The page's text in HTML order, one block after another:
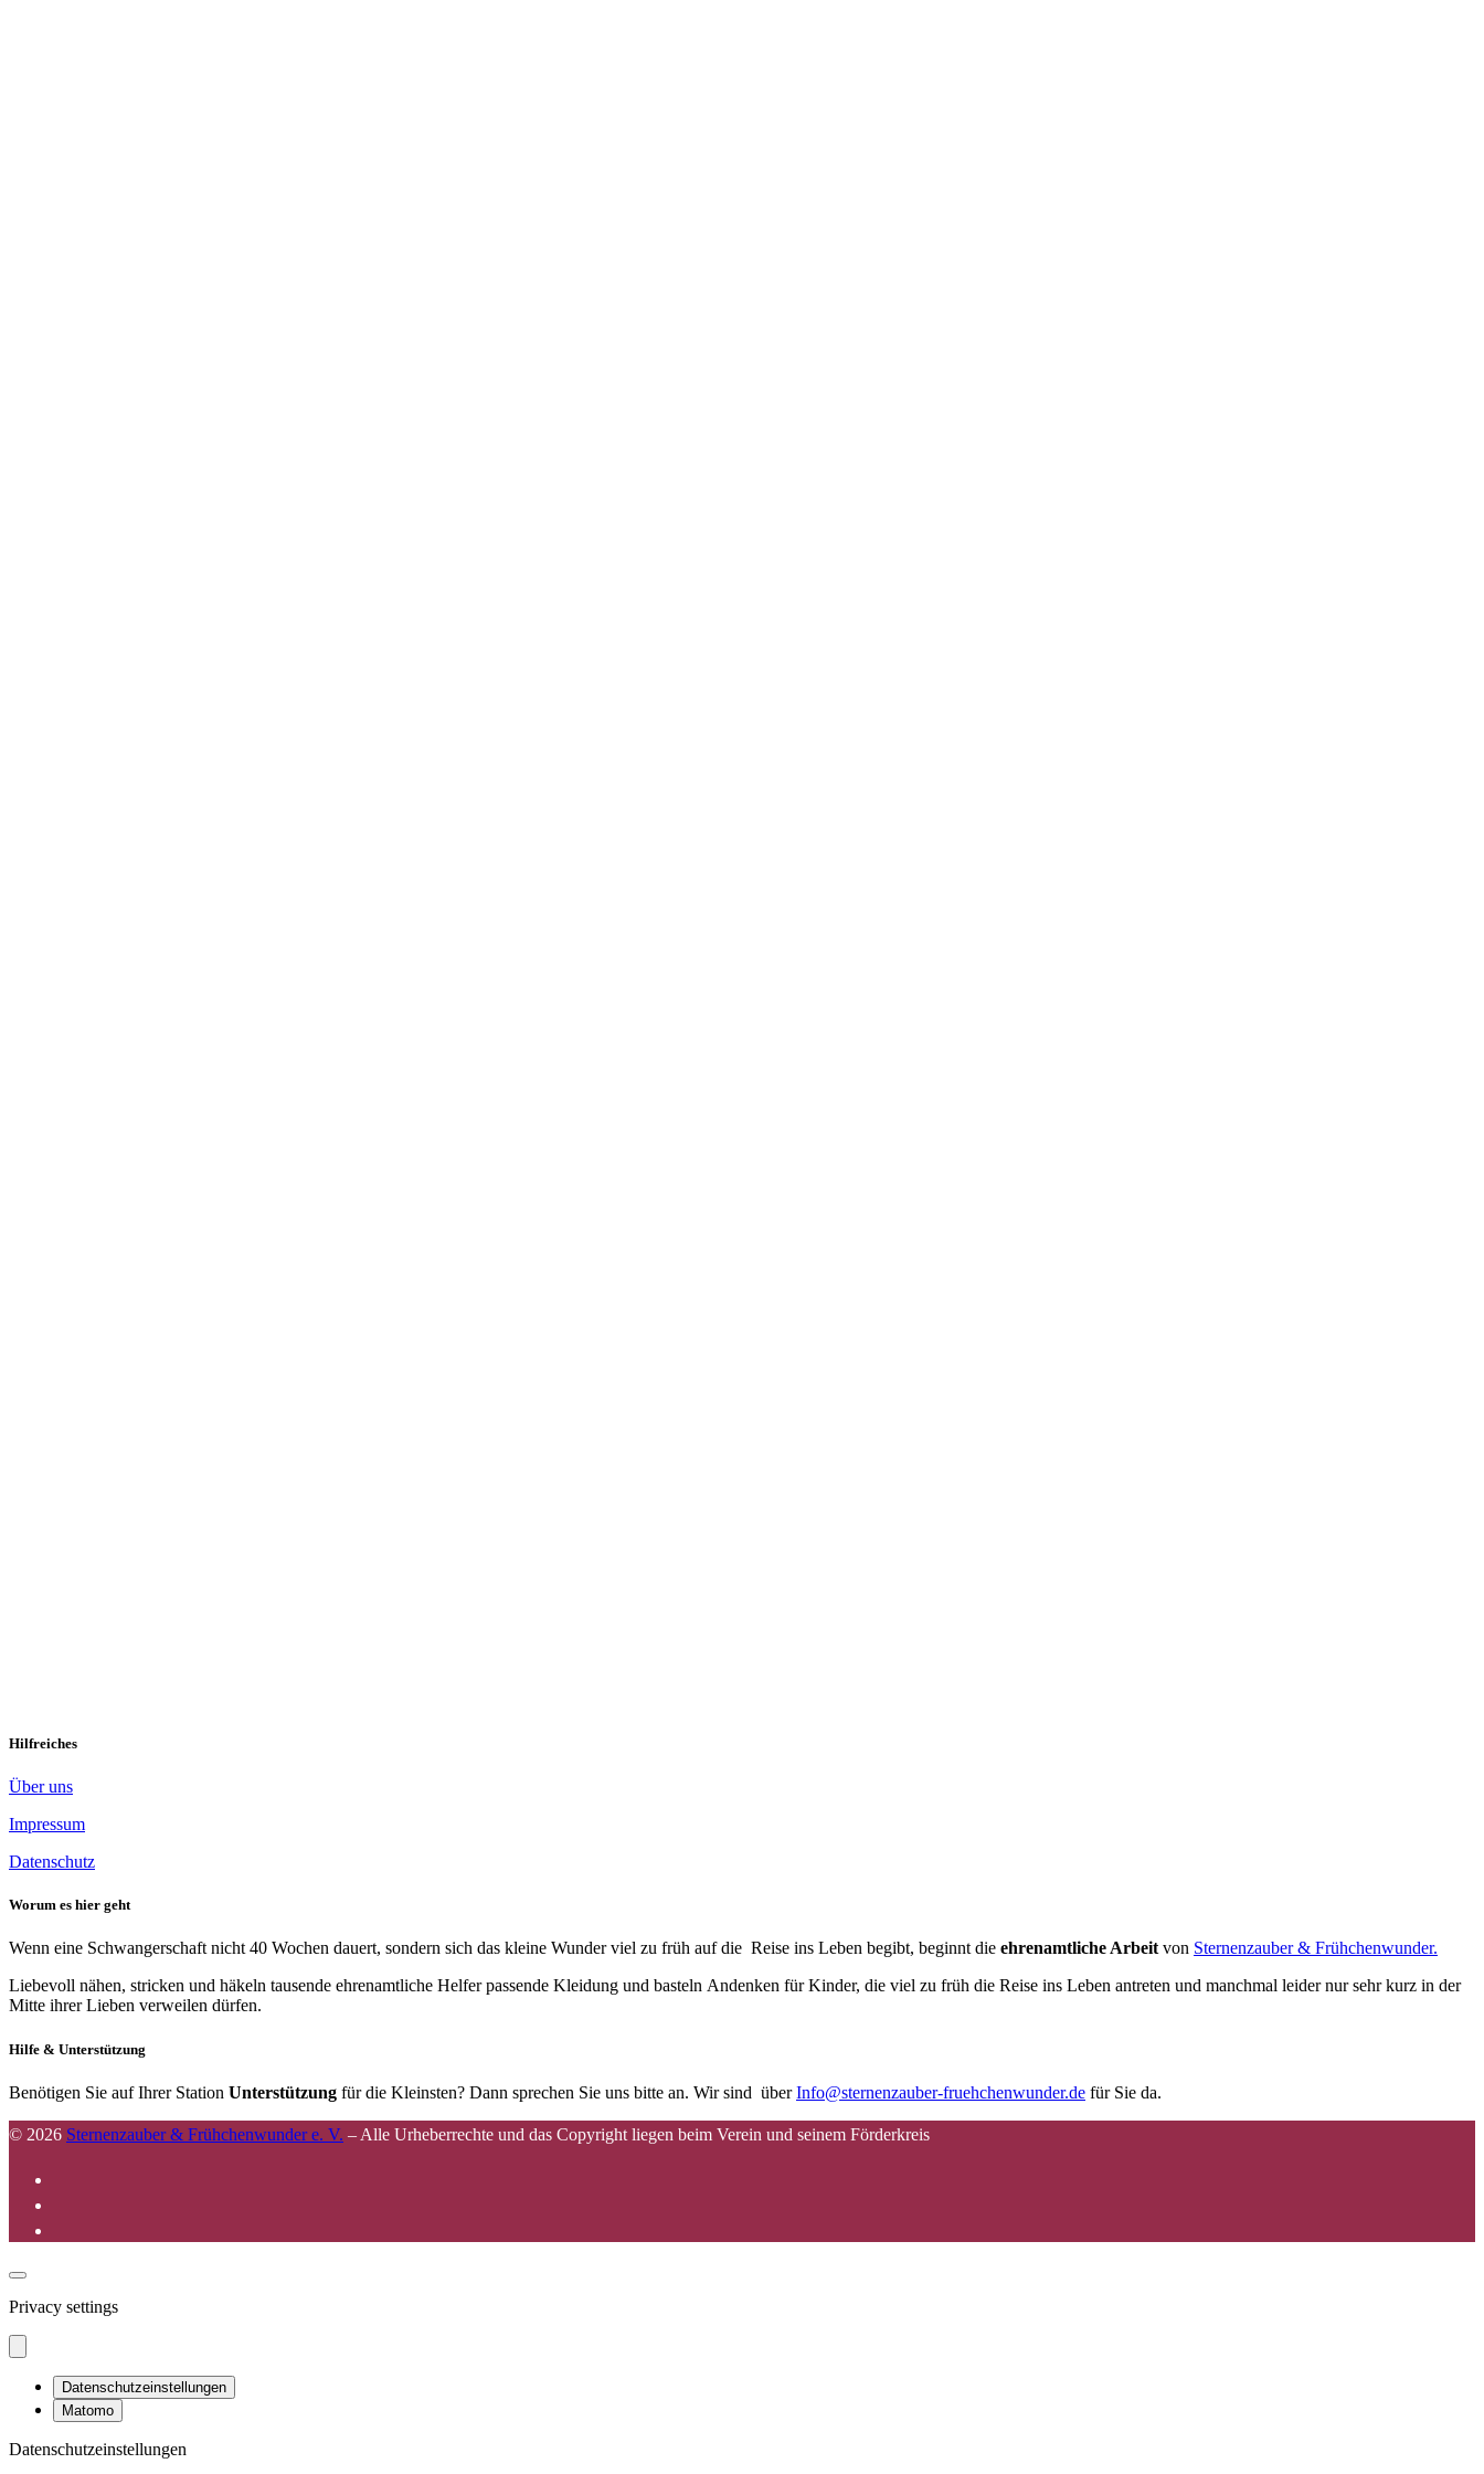
Hilfreiches
Über uns
Impressum
Datenschutz
Worum es hier geht
Wenn eine Schwangerschaft nicht 40 Wochen dauert, sondern sich das kleine Wunder viel zu früh auf die Reise ins Leben begibt, beginnt die ehrenamtliche Arbeit von Sternenzauber & Frühchenwunder.
Liebevoll nähen, stricken und häkeln tausende ehrenamtliche Helfer passende Kleidung und basteln Andenken für Kinder, die viel zu früh die Reise ins Leben antreten und manchmal leider nur sehr kurz in der
Mitte ihrer Lieben verweilen dürfen.
Hilfe & Unterstützung
Benötigen Sie auf Ihrer Station Unterstützung für die Kleinsten? Dann sprechen Sie uns bitte an. Wir sind überInfo@sternenzauber-fruehchenwunder.de für Sie da.
© 2026 Sternenzauber & Frühchenwunder e. V. – Alle Urheberrechte und das Copyright liegen beim Verein und seinem Förderkreis
Privacy settings
Datenschutzeinstellungen
Matomo
Datenschutzeinstellungen